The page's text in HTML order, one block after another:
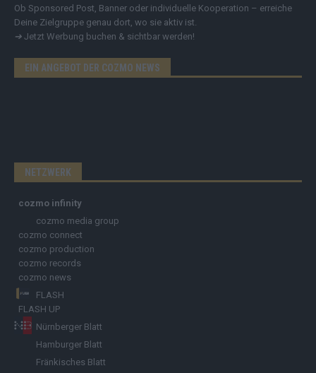
Ob Sponsored Post, Banner oder individuelle Kooperation – erreiche
Deine Zielgruppe genau dort, wo sie aktiv ist.
➔ Jetzt Werbung buchen & sichtbar werden!
EIN ANGEBOT DER COZMO NEWS
NETZWERK
cozmo infinity
cozmo media group
cozmo connect
cozmo production
cozmo records
cozmo news
FLASH
FLASH UP
Nürnberger Blatt
Hamburger Blatt
Fränkisches Blatt